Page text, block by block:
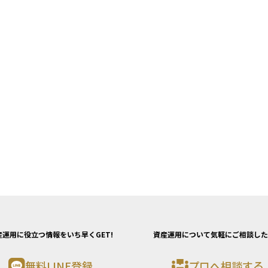
運用に役立つ情報をいち早くGET! 資産運用について気軽にご相談し